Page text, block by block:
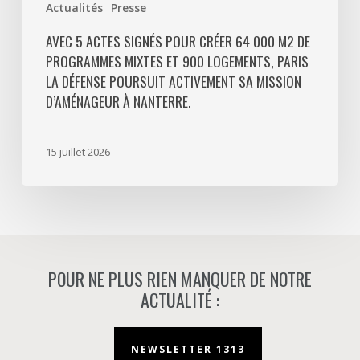
Actualités Presse
Défense
poursuit
activement
AVEC 5 ACTES SIGNÉS POUR CRÉER 64 000 M2 DE
PROGRAMMES MIXTES ET 900 LOGEMENTS, PARIS
LA DÉFENSE POURSUIT ACTIVEMENT SA MISSION
D’AMÉNAGEUR À NANTERRE.
15 juillet 2026
POUR NE PLUS RIEN MANQUER DE NOTRE
ACTUALITÉ :
NEWSLETTER 1313